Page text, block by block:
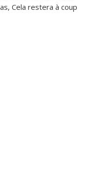
Cela restera à coup